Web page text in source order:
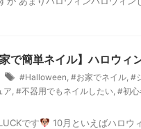
家で簡単ネイル】ハロウ
#Halloween, #お家でネイル, #
ア, #不器用でもネイルしたい, #初心
です
10月といえばハロウ